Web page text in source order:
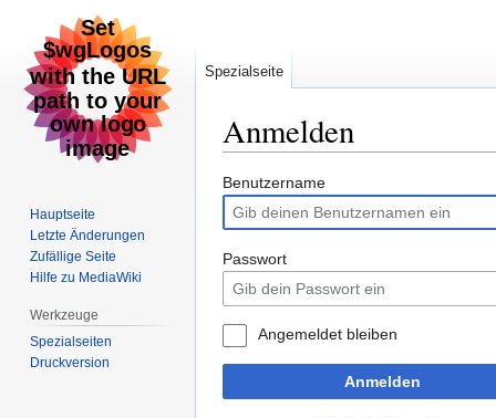
Anmelden
Zur
Navigation
springen
Zur
Suche
springen
Benutzername
Passwort
Angemeldet bleiben
Anmelden
Spezialseite
Hauptseite
Letzte Änderungen
Zufällige Seite
Hilfe zu MediaWiki
Werkzeuge
Spezialseiten
Druckversion